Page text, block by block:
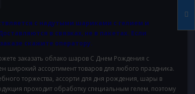
с надутыми шариками с гелием и
в связках, не в пакетах. Если
скажите оператору.
заказать облако шаров С Днем Рождения с
широкий ассортимент товаров для любого праздника.
торжества, ассорти для дня рождения, шары в
проходит обработку специальным гелем, поэтому